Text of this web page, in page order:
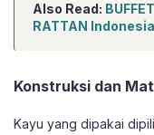
Also Read:
RATTAN
Konstruksi dan
Kayu yang dipakai